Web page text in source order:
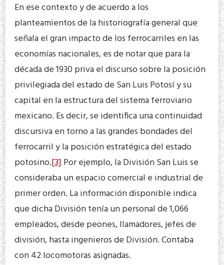
En ese contexto y de acuerdo a los
planteamientos de la historiografía general que
señala el gran impacto de los ferrocarriles en las
economías nacionales, es de notar que para la
década de 1930 priva el discurso sobre la posición
privilegiada del estado de San Luis Potosí y su
capital en la estructura del sistema ferroviario
mexicano. Es decir, se identifica una continuidad
discursiva en torno a las grandes bondades del
ferrocarril y la posición estratégica del estado
potosino.[3] Por ejemplo, la División San Luis se
consideraba un espacio comercial e industrial de
primer orden. La información disponible indica
que dicha División tenía un personal de 1,066
empleados, desde peones, llamadores, jefes de
división, hasta ingenieros de División. Contaba
con 42 locomotoras asignadas.